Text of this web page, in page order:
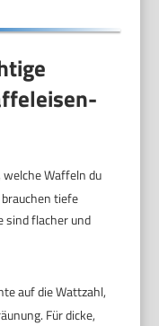
welche Waffeln du
tiefe
sind flacher und
auf die Wattzahl,
Für dicke,